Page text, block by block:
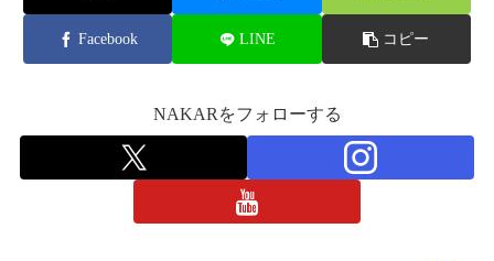
Facebook LINE コピー
NAKARをフォローする